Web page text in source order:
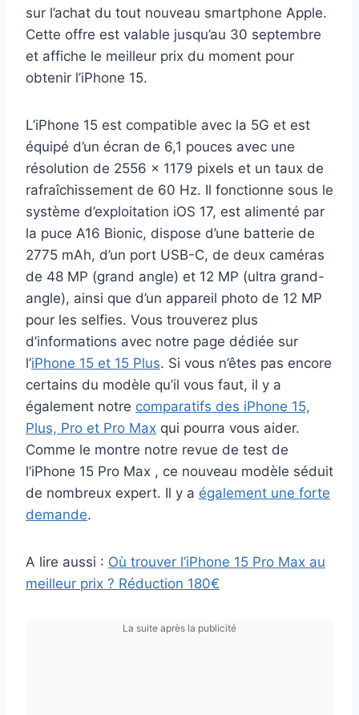
sur l’achat du tout nouveau smartphone Apple.
Cette offre est valable jusqu’au 30 septembre
et affiche le meilleur prix du moment pour
obtenir l’iPhone 15.
L’iPhone 15 est compatible avec la 5G et est
équipé d’un écran de 6,1 pouces avec une
résolution de 2556 x 1179 pixels et un taux de
rafraîchissement de 60 Hz. Il fonctionne sous le
système d’exploitation iOS 17, est alimenté par
la puce A16 Bionic, dispose d’une batterie de
2775 mAh, d’un port USB-C, de deux caméras
de 48 MP (grand angle) et 12 MP (ultra grand-
angle), ainsi que d’un appareil photo de 12 MP
pour les selfies. Vous trouverez plus
d’informations avec notre page dédiée sur
l’iPhone 15 et 15 Plus. Si vous n’êtes pas encore
certains du modèle qu’il vous faut, il y a
également notre comparatifs des iPhone 15,
Plus, Pro et Pro Max qui pourra vous aider.
Comme le montre notre revue de test de
l’iPhone 15 Pro Max , ce nouveau modèle séduit
de nombreux expert. Il y a également une forte
demande.
A lire aussi : Où trouver l’iPhone 15 Pro Max au
meilleur prix ? Réduction 180€
La suite après la publicité